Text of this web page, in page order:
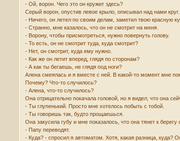
- Ой, ворон. Чего это он кружит здесь?
Серый ворон, опустив левое крыло, описывал над нами круг.
- Ничего, он летел по своим делам, заметил твою красную
- Странно, мне казалось, что он не смотрит на меня.
- Ворону, чтобы присмотреться, нужно повернуть голову.
- То есть, он не смотрит туда, куда смотрит?
- Нет, он смотрит, куда ему нужно.
- Как же он летит вперед, глядя по сторонам?
- А как ты бегаешь, не глядя под ноги?
Алена смеялась и я вместе с ней. В какой-то момент мне
Почему? Что-то случилось?
- Алена, что-то случилось?
Она отрицательно покачала головой, но я видел, что она
- Ты глупенький. Просто мне хотелось побыть с тобой.
- Ты говоришь так, будто прощаешься.
Она закусила губу и мне показалось, что она тянет к
- Папу переводят.
- Куда? - спросил я автоматом. Хотя, какая разница, куда?